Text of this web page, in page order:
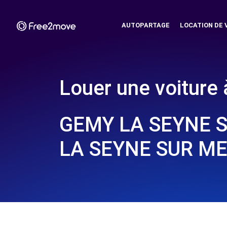
AUTOPARTAGE LOCATION DE
Louer une voiture
GEMY LA SEYNE
LA SEYNE SUR